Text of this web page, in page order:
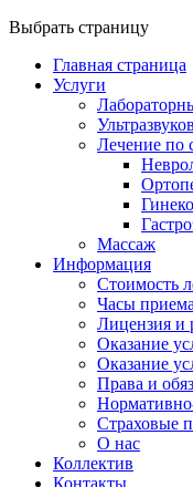
Выбрать страницу
Главная страница
Услуги
Лечение по
Массаж
Информация
Стоимость
Часы
Лицензия и
Оказание
Оказание
Права и
Страховые
О нас
Коллектив
Контакты